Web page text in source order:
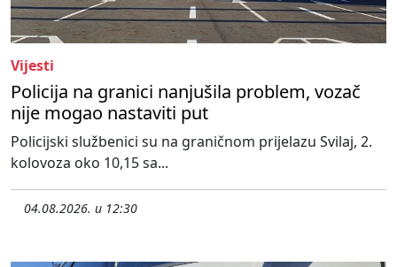
Vijesti
Policija na granici nanjušila problem, vozač
nije mogao nastaviti put
Policijski službenici su na graničnom prijelazu Svilaj, 2.
kolovoza oko 10,15 sa...
04.08.2026. u 12:30